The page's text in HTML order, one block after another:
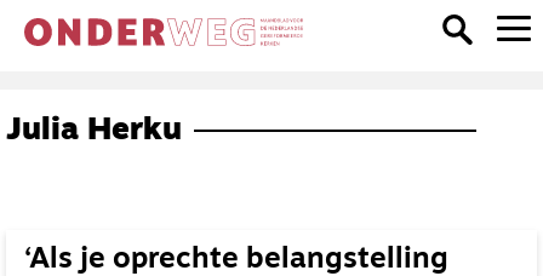
Julia Herku
‘Als je oprechte belangstelling